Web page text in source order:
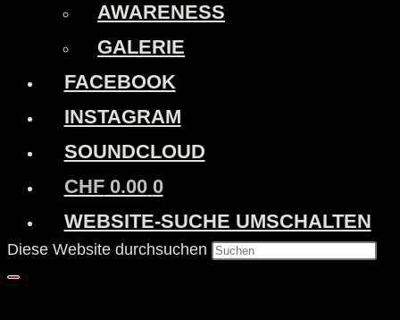
AWARENESS
GALERIE
FACEBOOK
INSTAGRAM
SOUNDCLOUD
CHF0.00 0
WEBSITE-SUCHE UMSCHALTEN
Diese Website durchsuchen